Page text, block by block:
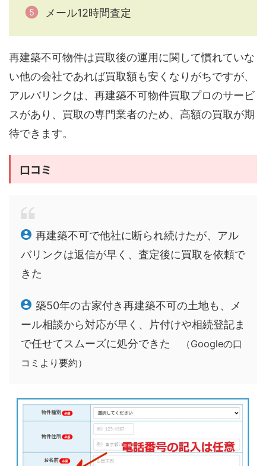
メール12時間査定
再建築不可物件は買取後の運用に関して慣れていな
い他の会社であれば買取額も安くなりがちですが、
アルバリンクは、再建築不可物件買取プロのサービ
スがあり、買取の専門業者のため、高額の買取が期
待できます。
口コミ
再建築不可で他社に断られ続けたが、アル
バリンクは返信が早く、査定後に買取を依頼で
きた
築50年の古家付き再建築不可の土地も、メ
ール相談から対応が早く、片付けや相続登記ま
で任せてスムーズに処分できた
（Googleの口
コミより要約）